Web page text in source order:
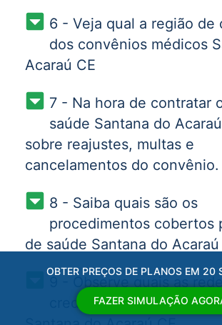
6 - Veja qual a região de
dos convênios médicos
Acaraú CE
7 - Na hora de contratar
saúde Santana do
sobre reajustes, multas e
cancelamentos do convênio.
8 - Saiba quais são os
procedimentos cobertos
de saúde Santana do Acaraú
9 - Observe quais as
credenciadas dos
OBTER PREÇOS DE PLANOS EM 20
FAZER SIMULAÇÃO